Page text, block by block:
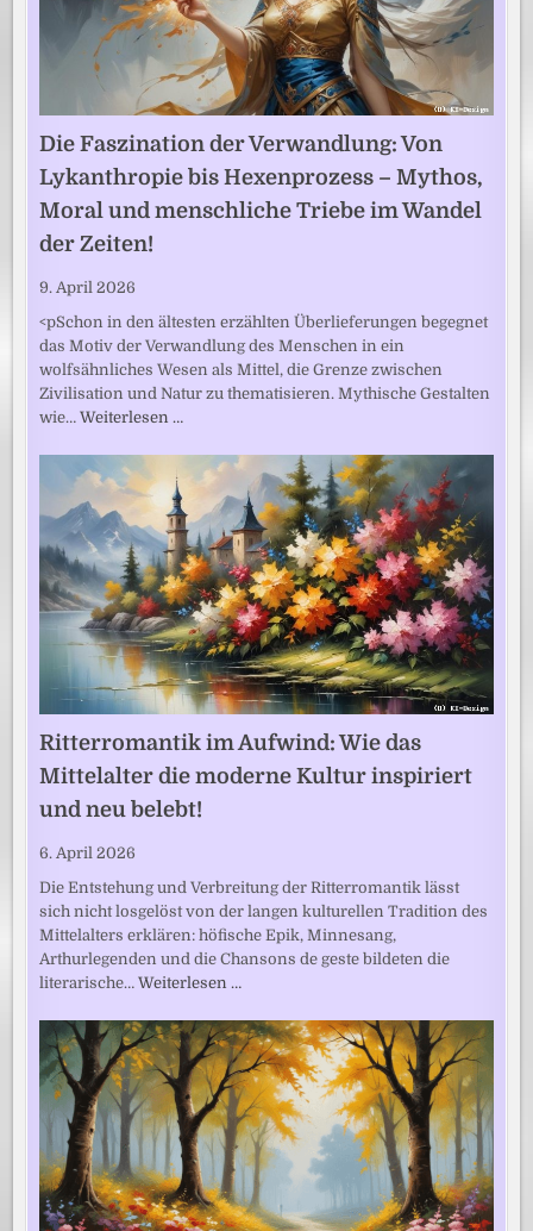
Die Faszination der Verwandlung: Von
Lykanthropie bis Hexenprozess – Mythos,
Moral und menschliche Triebe im Wandel
der Zeiten!
9. April 2026
<pSchon in den ältesten erzählten Überlieferungen begegnet
das Motiv der Verwandlung des Menschen in ein
wolfsähnliches Wesen als Mittel, die Grenze zwischen
Zivilisation und Natur zu thematisieren. Mythische Gestalten
wie…Weiterlesen …
Ritterromantik im Aufwind: Wie das
Mittelalter die moderne Kultur inspiriert
und neu belebt!
6. April 2026
Die Entstehung und Verbreitung der Ritterromantik lässt
sich nicht losgelöst von der langen kulturellen Tradition des
Mittelalters erklären: höfische Epik, Minnesang,
Arthurlegenden und die Chansons de geste bildeten die
literarische…Weiterlesen …